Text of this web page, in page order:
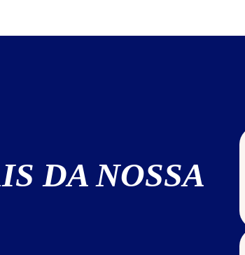
DA NOSSA